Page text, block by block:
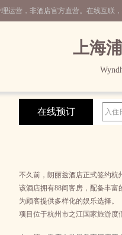
运营，非酒店官方直营。在线互联
上海
在线预订 入住
不久前，朗丽兹酒店正式签约杭
该酒店拥有88间客房，配备丰
为顾客提供多样化的娱乐选择。
项目位于杭州市之江国家旅游度